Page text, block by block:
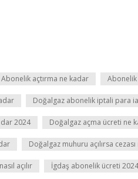
Abonelik açtırma ne kadar
Doğalgaz abonelik iptali para
2024 Doğalgaz açma ücreti ne
Doğalgaz muhuru açılırsa
açılır İgdaş abonelik ücreti